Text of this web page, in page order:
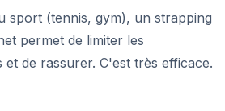
sport (tennis, gym), un strapping
permet de limiter les
et de rassurer. C'est très efficace.